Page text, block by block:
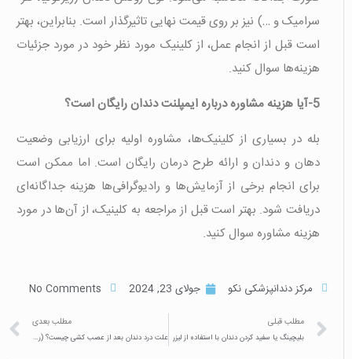
سرامیک و …) نیز بر روی قیمت نهایی تاثیرگذار است. بنابراین، بهتر
است قبل از انجام عمل، از کلینیک مورد نظر خود در مورد جزئیات
هزینه‌ها سوال کنید.
5-آیا هزینه مشاوره درباره ایمپلنت دندان رایگان است؟
بله در بسیاری از کلینیک‌ها، مشاوره اولیه برای ارزیابی وضعیت
دهان و دندان و ارائه طرح درمان رایگان است. اما ممکن است
برای انجام برخی از آزمایش‌ها و رادیوگرافی‌ها هزینه جداگانه‌ای
دریافت شود. بهتر است قبل از مراجعه به کلینیک، از آن‌ها در مورد
هزینه مشاوره سوال کنید.
مرکز دندانپزشکی نکو جولای 23, 2024 No Comments
مطلب قبلی
بلیچینگ یا سفید کردن دندان با استفاده از لیزر
مطلب بعدی
علت درد دندان بعد از عصب کشی چیست؟ (راه جلوگیری از آن )